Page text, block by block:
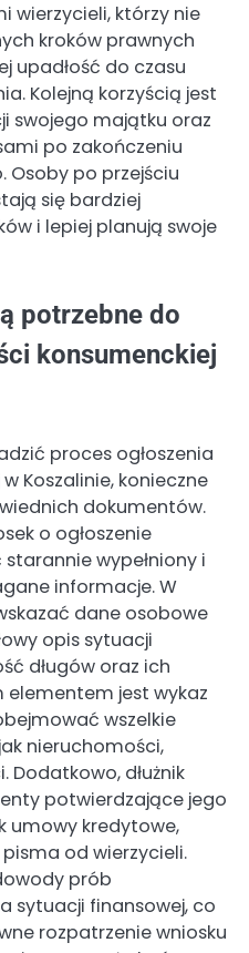
wierzycieli, którzy nie
kroków prawnych
upadłość do czasu
Kolejną korzyścią jest
swojego majątku oraz
po zakończeniu
Osoby po przejściu
się bardziej
i lepiej planują swoje
potrzebne do
konsumenckiej
proces ogłoszenia
Koszalinie, konieczne
dokumentów.
o ogłoszenie
wypełniony i
informacje. W
dane osobowe
opis sytuacji
długów oraz ich
elementem jest wykaz
wszelkie
nieruchomości,
Dodatkowo, dłużnik
potwierdzające jego
umowy kredytowe,
od wierzycieli.
prób
sytuacji finansowej, co
rozpatrzenie wniosku